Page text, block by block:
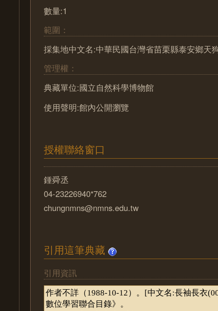
數量:1
範圍：
採集地中文名:中華民國台灣省苗栗縣泰安鄉天
管理權：
典藏單位:國立自然科學博物館
使用聲明:館內公開瀏覽
授權聯絡窗口
鍾舜丞
04-23226940*762
chungnmns@nmns.edu.tw
引用這筆典藏
引用資訊